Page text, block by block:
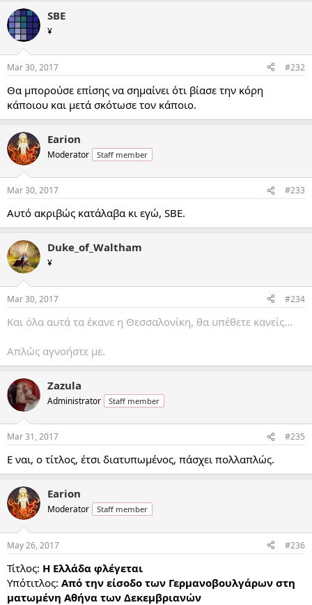
SBE
¥
Mar 30, 2017 #232
Θα μπορούσε επίσης να σημαίνει ότι βίασε την κόρη
κάποιου και μετά σκότωσε τον κάποιο.
Earion
Moderator Staff member
Mar 30, 2017 #233
Αυτό ακριβώς κατάλαβα κι εγώ, SBE.
Duke_of_Waltham
¥
Mar 30, 2017 #234
Και όλα αυτά τα έκανε η Θεσσαλονίκη, θα υπέθετε κανείς...
Απλώς αγνοήστε με.
Zazula
Administrator Staff member
Mar 31, 2017 #235
E ναι, ο τίτλος, έτσι διατυπωμένος, πάσχει πολλαπλώς.
Earion
Moderator Staff member
May 26, 2017 #236
Τίτλος: Η Ελλάδα φλέγεται
Υπότιτλος: Από την είσοδο των Γερμανοβουλγάρων στη
ματωμένη Αθήνα των Δεκεμβριανών